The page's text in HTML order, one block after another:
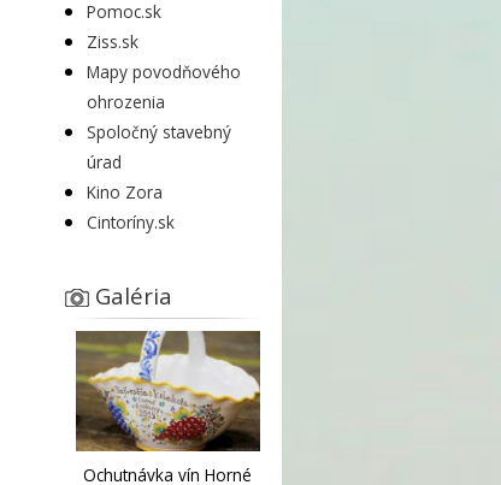
Pomoc.sk
Ziss.sk
Mapy povodňového
ohrozenia
Spoločný stavebný
úrad
Kino Zora
Cintoríny.sk
Galéria
Ochutnávka vín Horné